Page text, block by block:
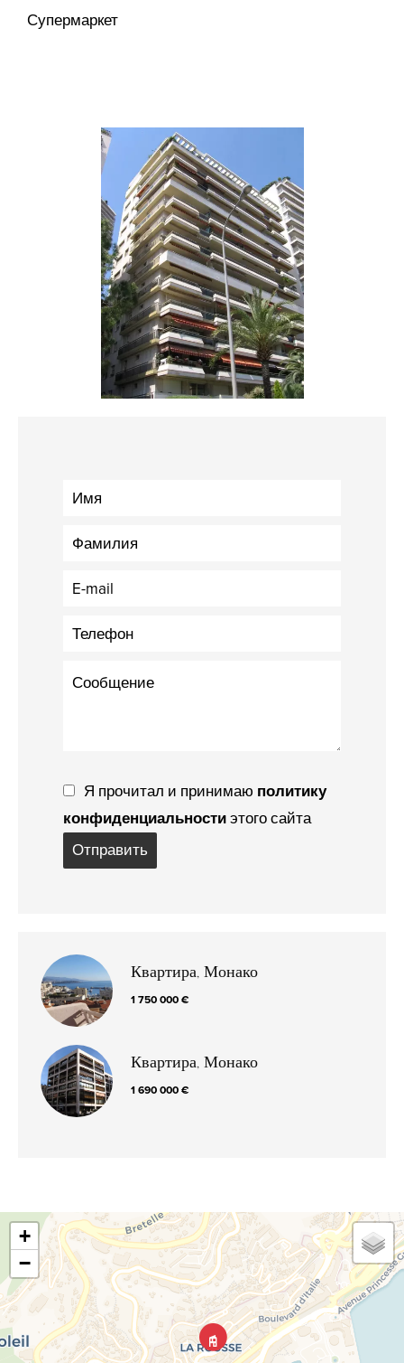
Супермаркет
Я прочитал и принимаю политику
конфиденциальностиэтого сайта
Отправить
Квартира, Монако
1 750 000 €
Квартира, Монако
1 690 000 €
+
−